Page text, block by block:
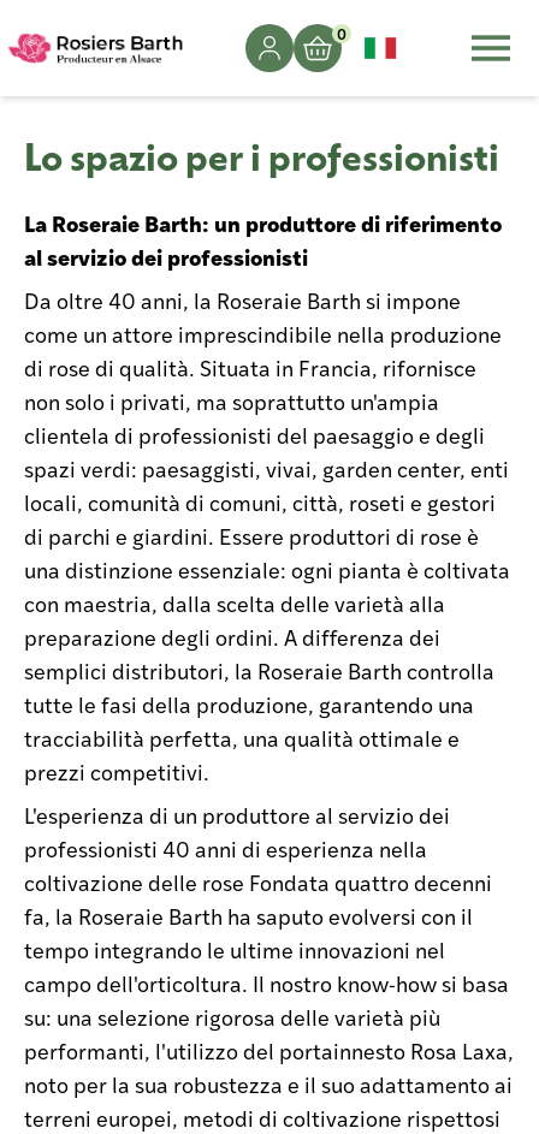
0
Lo spazio per i professionisti
La Roseraie Barth: un produttore di riferimento
al servizio dei professionisti
Da oltre 40 anni, la Roseraie Barth si impone
come un attore imprescindibile nella produzione
di rose di qualità. Situata in Francia, rifornisce
non solo i privati, ma soprattutto un'ampia
clientela di professionisti del paesaggio e degli
spazi verdi: paesaggisti, vivai, garden center, enti
locali, comunità di comuni, città, roseti e gestori
di parchi e giardini. Essere produttori di rose è
una distinzione essenziale: ogni pianta è coltivata
con maestria, dalla scelta delle varietà alla
preparazione degli ordini. A differenza dei
semplici distributori, la Roseraie Barth controlla
tutte le fasi della produzione, garantendo una
tracciabilità perfetta, una qualità ottimale e
prezzi competitivi.
L'esperienza di un produttore al servizio dei
professionisti 40 anni di esperienza nella
coltivazione delle rose Fondata quattro decenni
fa, la Roseraie Barth ha saputo evolversi con il
tempo integrando le ultime innovazioni nel
campo dell'orticoltura. Il nostro know-how si basa
su: una selezione rigorosa delle varietà più
performanti, l'utilizzo del portainnesto Rosa Laxa,
noto per la sua robustezza e il suo adattamento ai
terreni europei, metodi di coltivazione rispettosi